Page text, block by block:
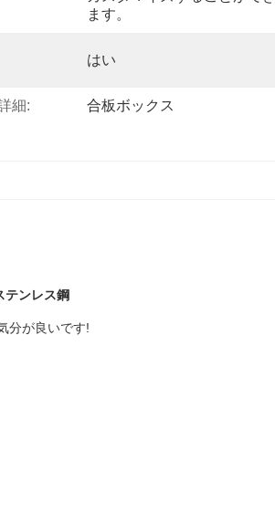
ます。
はい
細: 合板ボックス
テンレス鋼
分が良いです!